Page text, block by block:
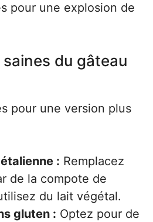
pour une explosion de
du gâteau
pour une version plus
: Remplacez
de la compote de
du lait végétal.
gluten : Optez pour de